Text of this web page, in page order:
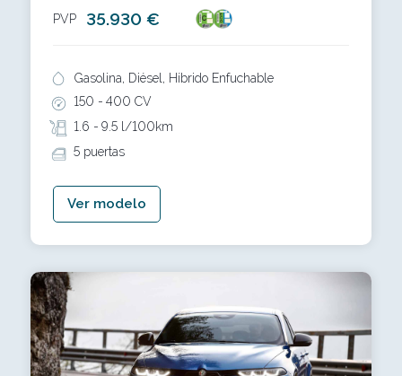
PVP 35.930 €
Gasolina, Diésel, Híbrido Enfuchable
150 - 400 CV
1.6 - 9.5 l/100km
5 puertas
Ver modelo